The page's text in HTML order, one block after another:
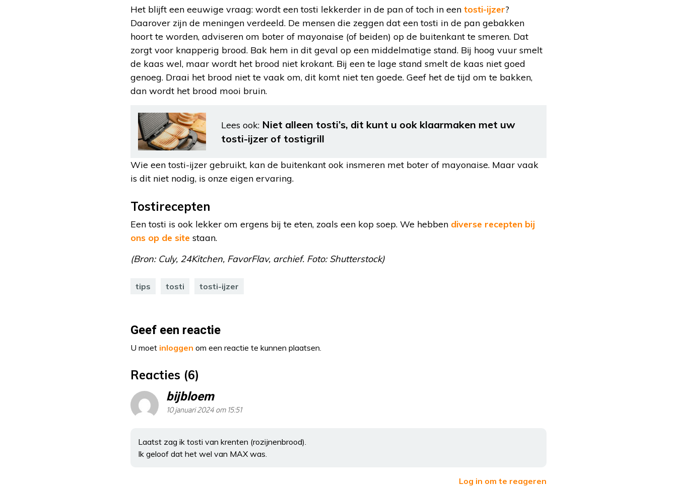
Het blijft een eeuwige vraag: wordt een tosti lekkerder in de pan of toch in een tosti-ijzer?
Daarover zijn de meningen verdeeld. De mensen die zeggen dat een tosti in de pan gebakken
hoort te worden, adviseren om boter of mayonaise (of beiden) op de buitenkant te smeren. Dat
zorgt voor knapperig brood. Bak hem in dit geval op een middelmatige stand. Bij hoog vuur smelt
de kaas wel, maar wordt het brood niet krokant. Bij een te lage stand smelt de kaas niet goed
genoeg. Draai het brood niet te vaak om, dit komt niet ten goede. Geef het de tijd om te bakken,
dan wordt het brood mooi bruin.
Lees ook: Niet alleen tosti’s, dit kunt u ook klaarmaken met uw
tosti-ijzer of tostigrill
Wie een tosti-ijzer gebruikt, kan de buitenkant ook insmeren met boter of mayonaise. Maar vaak
is dit niet nodig, is onze eigen ervaring.
Tostirecepten
Een tosti is ook lekker om ergens bij te eten, zoals een kop soep. We hebben diverse recepten bij
ons op de site staan.
(Bron: Culy, 24Kitchen, FavorFlav, archief. Foto: Shutterstock)
tips tosti tosti-ijzer
Geef een reactie
U moet inloggen om een reactie te kunnen plaatsen.
Reacties (6)
bijbloem
10 januari 2024 om 15:51
Laatst zag ik tosti van krenten (rozijnenbrood).
Ik geloof dat het wel van MAX was.
Log in om te reageren